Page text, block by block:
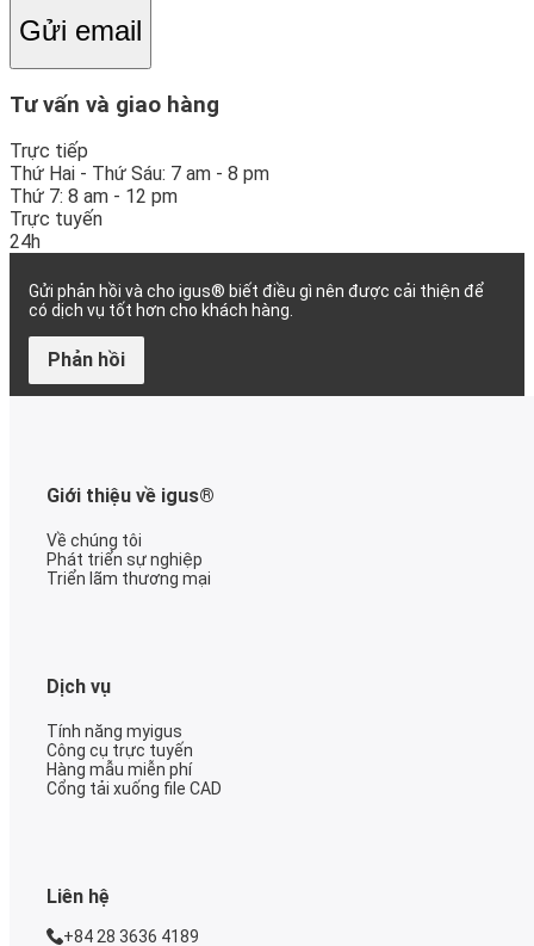
Gửi email
Tư vấn và giao hàng
Trực tiếp
Thứ Hai - Thứ Sáu: 7 am - 8 pm
Thứ 7: 8 am - 12 pm
Trực tuyến
24h
Gửi phản hồi và cho igus® biết điều gì nên được cải thiện để
có dịch vụ tốt hơn cho khách hàng.
Phản hồi
Giới thiệu về igus®
Về chúng tôi
Phát triển sự nghiệp
Triển lãm thương mại
Dịch vụ
Tính năng myigus
Công cụ trực tuyến
Hàng mẫu miễn phí
Cổng tải xuống file CAD
Liên hệ
+84 28 3636 4189